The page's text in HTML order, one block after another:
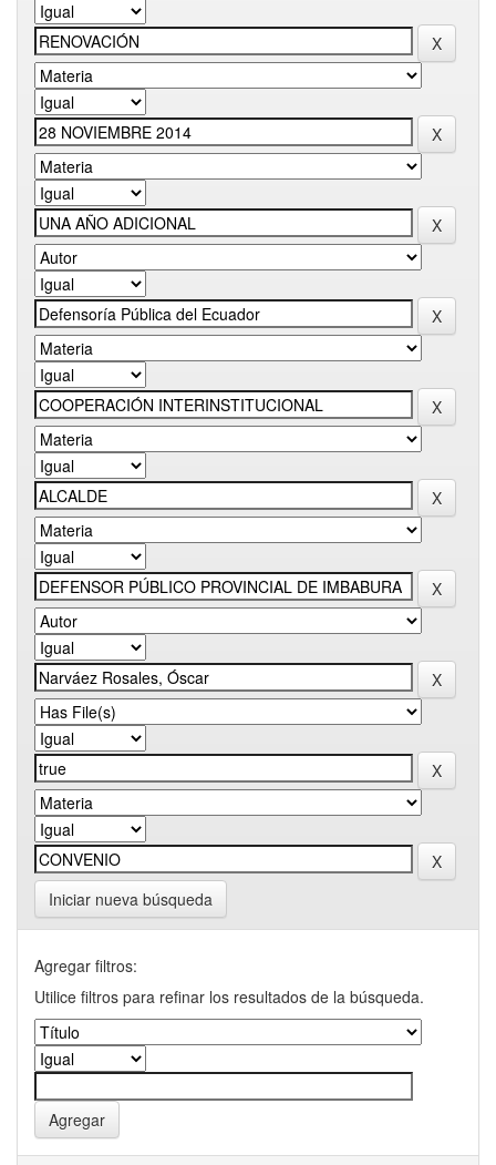
Iniciar nueva búsqueda
Agregar filtros:
Utilice filtros para refinar los resultados de la búsqueda.